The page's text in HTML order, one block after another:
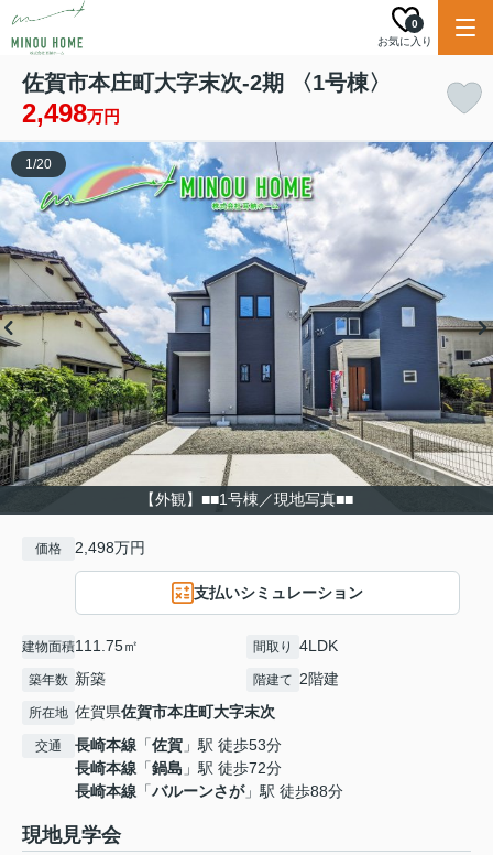
お気に入り
0
佐賀市本庄町大字末次-2期 〈1号棟〉
2,498万円
【外観】■■1号棟／現地写真■■
1/20
価格 2,498万円
支払いシミュレーション
建物面積111.75㎡ 間取り 4LDK
築年数 新築 階建て 2階建
所在地 佐賀県佐賀市本庄町大字末次
交通 長崎本線 「佐賀 」駅 徒歩53分
長崎本線 「鍋島 」駅 徒歩72分
長崎本線 「バルーンさが」駅 徒歩88分
現地見学会